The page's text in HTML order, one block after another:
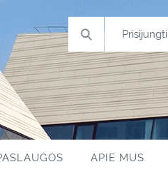
Prisijungti
APIE MUS